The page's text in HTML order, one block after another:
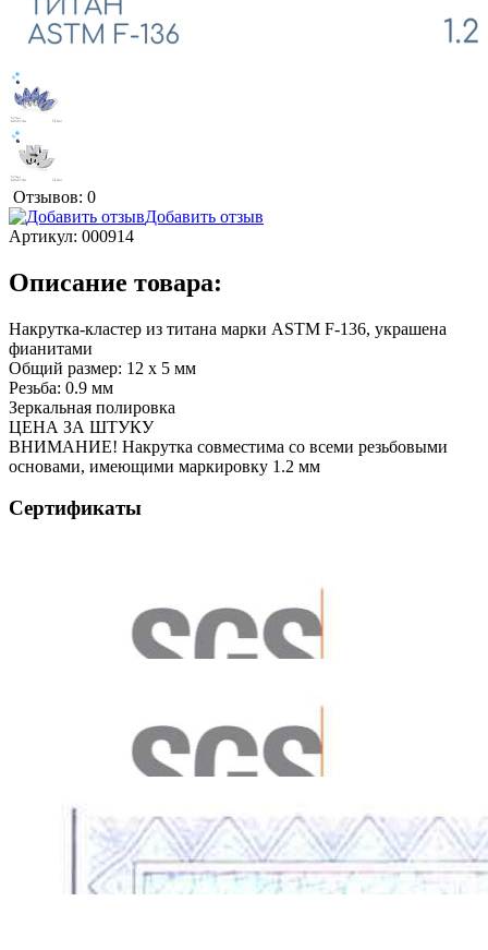
Отзывов: 0
Добавить отзыв
Артикул: 000914
Описание товара:
Накрутка-кластер из титана марки ASTM F-136, украшена
фианитами
Общий размер: 12 х 5 мм
Резьба: 0.9 мм
Зеркальная полировка
ЦЕНА ЗА ШТУКУ
ВНИМАНИЕ! Накрутка совместима со всеми резьбовыми
основами, имеющими маркировку 1.2 мм
Сертификаты